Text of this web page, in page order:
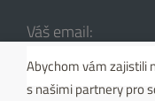
Váš email:
Abychom vám zajistili
s našimi partnery pro